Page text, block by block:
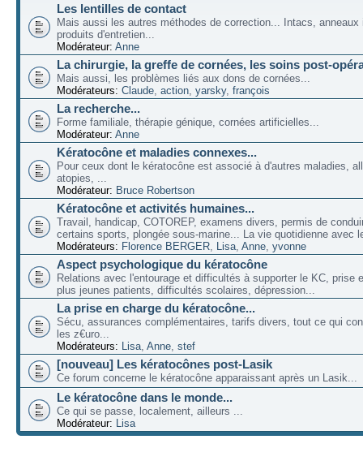
Les lentilles de contact
Mais aussi les autres méthodes de correction... Intacs, anneaux
produits d'entretien...
Modérateur: Anne
La chirurgie, la greffe de cornées, les soins post-
Mais aussi, les problèmes liés aux dons de cornées...
Modérateurs: Claude action yarsky, françois
La recherche...
Forme familiale, thérapie génique, cornées artificielles...
Modérateur: Anne
Kératocône et maladies connexes...
Pour ceux dont le kératocône est associé à d'autres maladies,
atopies, ...
Modérateur: Bruce Robertson
Kératocône et activités humaines...
Travail, handicap, COTOREP, examens divers, permis de
certains sports, plongée sous-marine... La vie quotidienne avec
Modérateurs: Florence BERGER Lisa Anne yvonne
Aspect psychologique du kératocône
Relations avec l'entourage et difficultés à supporter le KC, prise
plus jeunes patients, difficultés scolaires, dépression...
La prise en charge du kératocône...
Sécu, assurances complémentaires, tarifs divers, tout ce qui
les z€uro...
Modérateurs: Lisa Anne stef
[nouveau] Les kératocônes post-Lasik
Ce forum concerne le kératocône apparaissant après un Lasik...
Le kératocône dans le monde...
Ce qui se passe, localement, ailleurs ...
Modérateur: Lisa